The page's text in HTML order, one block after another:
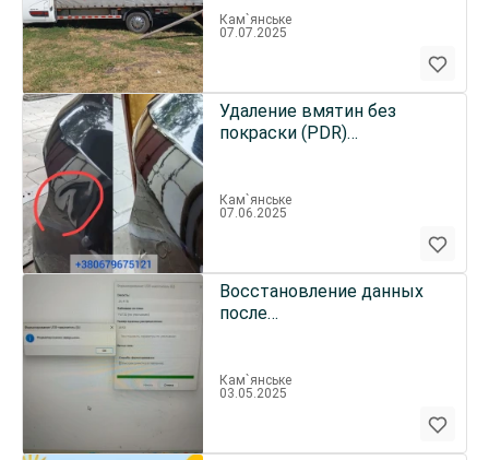
Кам`янське
07.07.2025
Удаление вмятин без
покраски (PDR)
Кам`янське
07.06.2025
Восстановление данных
после
Кам`янське
03.05.2025